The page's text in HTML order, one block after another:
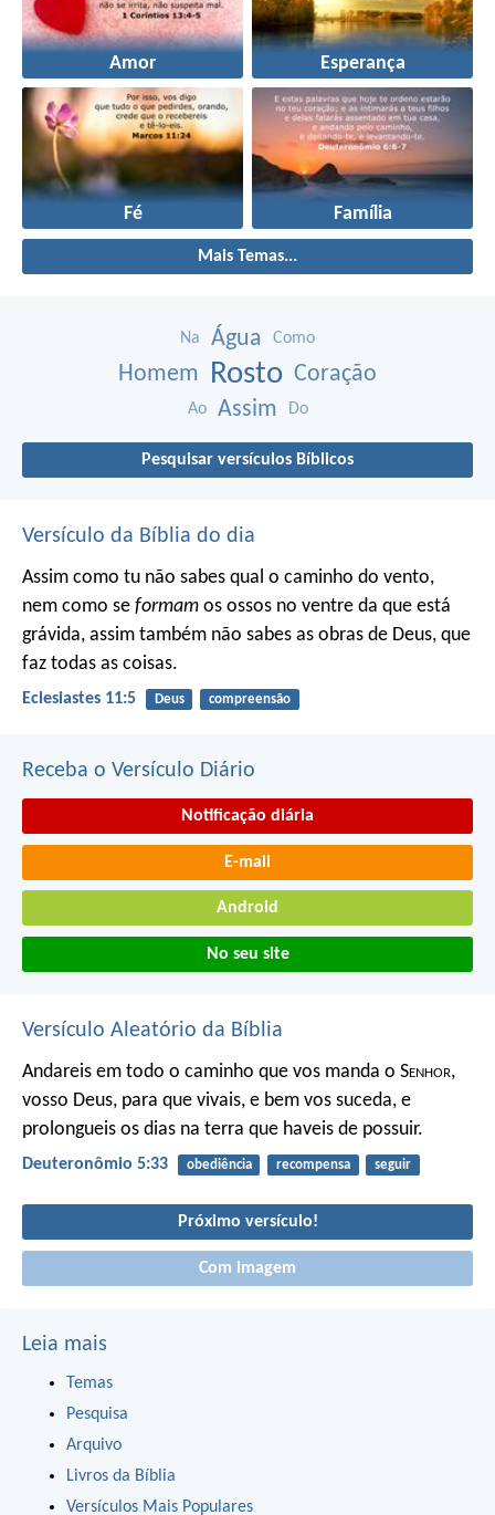
Amor Esperança
Fé Família
Mais Temas...
Na Água Como
Homem Rosto Coração
Ao Assim Do
Pesquisar versículos Bíblicos
Versículo da Bíblia do dia
Assim como tu não sabes qual o caminho do vento,
nem como se formam os ossos no ventre da que está
grávida, assim também não sabes as obras de Deus, que
faz todas as coisas.
Eclesiastes 11:5 Deus compreensão
Receba o Versículo Diário
Notificação diária
E-mail
Android
No seu site
Versículo Aleatório da Bíblia
Andareis em todo o caminho que vos manda o Senhor,
vosso Deus, para que vivais, e bem vos suceda, e
prolongueis os dias na terra que haveis de possuir.
Deuteronômio 5:33 obediência recompensa seguir
Próximo versículo!
Com imagem
Leia mais
Temas
Pesquisa
Arquivo
Livros da Bíblia
Versículos Mais Populares